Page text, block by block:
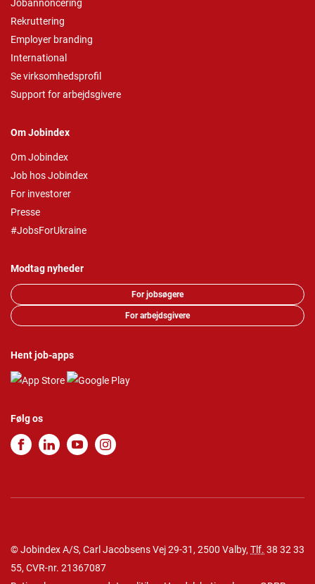
Jobannoncering
Rekruttering
Employer branding
International
Se virksomhedsprofil
Support for arbejdsgivere
Om Jobindex
Om Jobindex
Job hos Jobindex
For investorer
Presse
#JobsForUkraine
Modtag nyheder
For jobsøgere
For arbejdsgivere
Hent job-apps
Følg os
© Jobindex A/S, Carl Jacobsens Vej 29-31, 2500 Valby, Tlf. 38 32 33
55, CVR-nr. 21367087